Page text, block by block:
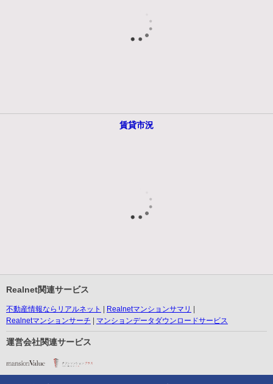
賃貸市況
Realnet関連サービス
不動産情報ならリアルネット
Realnetマンションサマリ
Realnetマンションサーチ
マンションデータダウンロードサービス
運営会社関連サービス